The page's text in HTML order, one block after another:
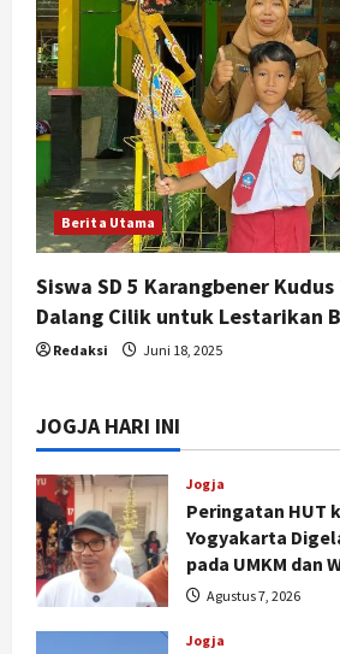
Berita Utama
Siswa SD 5 Karangbener
Dalang Cilik untuk Lestarikan
Redaksi Juni 18, 2025
JOGJA HARI INI
Jogja
Peringatan HUT
Yogyakarta
pada UMKM dan
Agustus 7, 2026
Jogja